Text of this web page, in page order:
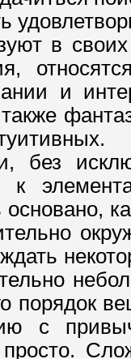
в
и
без
к
порядок
с